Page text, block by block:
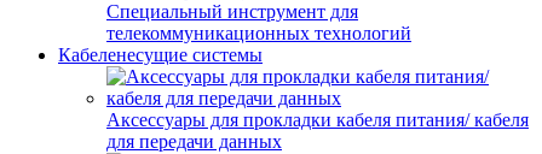
Специальный инструмент для
телекоммуникационных технологий
Кабеленесущие системы
Аксессуары для прокладки кабеля питания/ кабеля
для передачи данных